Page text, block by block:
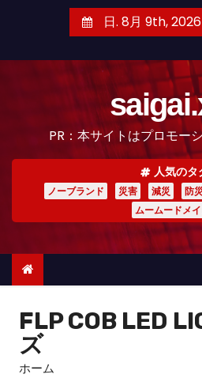
日. 8月 9th, 2026
PR：本サイトはプロモー
人気のタ
ノーブランド 災害 減災 防災
ムームードメ
FLP COB LED
ズ
ホーム